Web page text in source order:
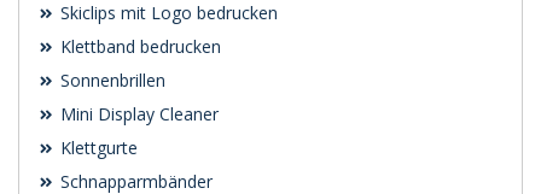
Skiclips mit Logo bedrucken
Klettband bedrucken
Sonnenbrillen
Mini Display Cleaner
Klettgurte
Schnapparmbänder